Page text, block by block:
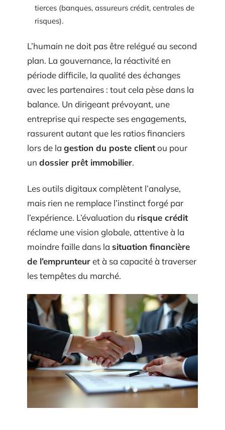
tierces (banques, assureurs crédit, centrales de
risques).
L’humain ne doit pas être relégué au second
plan. La gouvernance, la réactivité en
période difficile, la qualité des échanges
avec les partenaires : tout cela pèse dans la
balance. Un dirigeant prévoyant, une
entreprise qui respecte ses engagements,
rassurent autant que les ratios financiers
lors de la gestion du poste clientou pour
un dossier prêt immobilier.
Les outils digitaux complètent l’analyse,
mais rien ne remplace l’instinct forgé par
l’expérience. L’évaluation du risque crédit
réclame une vision globale, attentive à la
moindre faille dans la situation financière
de l’emprunteuret à sa capacité à traverser
les tempêtes du marché.